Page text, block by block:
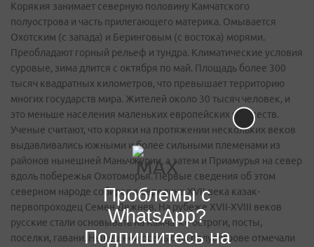
Корякия занимает северную половину Камчатского
полуострова и часть прилегающего материка. Омывается
Охотским (с запада) и Беринговым (с востока) морями.
Преобладают горный рельеф и тундра. Климатические условия
суровые, зима длится с октября по май. Площадь более 300
тысяч квадратных километров, что превышает территорию
многих государств мира. Жителей около 30 тысяч человек, и
это меньше населения маленьких европейских княжеств.
Ученые считают, что коряки на протяжении нескольких веков
выдавливались южными и более сильными племенами из
районов нынешней Маньчжурии, а затем и Приамурья на север
вдоль побережья Охотоморья. Первые сведения об этом
северном народе собирал в середине XVII века казак-
первопроходец Семен Дежнев. На рубеже ХVII-ХVIII веков
русские стали основывать на Камчатке остроги, посты,
поселки, гавани. Нынешней осенью на полуострове отмечали
Проблемы с
WhatsApp?
Подпишитесь на